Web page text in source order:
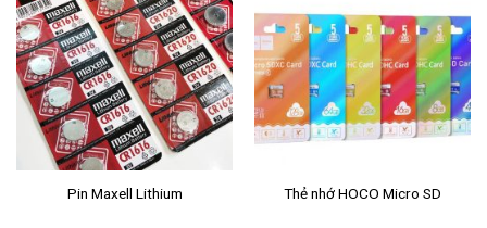
Thêm
vào
yêu
thích
Pin Maxell Lithium
vào
yêu
thích
Thẻ nhớ HOCO Micro SD